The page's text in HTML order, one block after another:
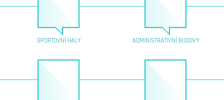
SPORTOVNÍ HALY ADMINISTRATIVNÍ BUDOVY